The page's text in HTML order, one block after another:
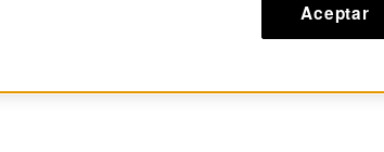
Aceptar